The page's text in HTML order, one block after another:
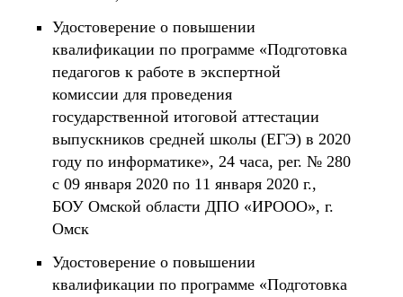
Удостоверение о повышении
квалификации по программе «Подготовка
педагогов к работе в экспертной
комиссии для проведения
государственной итоговой аттестации
выпускников средней школы (ЕГЭ) в 2020
году по информатике», 24 часа, рег. № 280
с 09 января 2020 по 11 января 2020 г.,
БОУ Омской области ДПО «ИРООО», г.
Омск
Удостоверение о повышении
квалификации по программе «Подготовка